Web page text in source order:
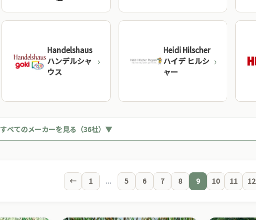
Handelshaus
ハンデルシャ
ウス
Heidi Hilscher
ハイデ ヒルシ
ャー
すべてのメーカーを見る（36社）▼
← 1 ... 5 6 7 8 9 10 11 12